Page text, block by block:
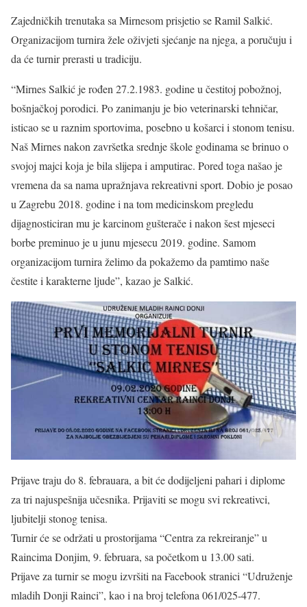
Zajedničkih trenutaka sa Mirnesom prisjetio se Ramil Salkić.
Organizacijom turnira žele oživjeti sjećanje na njega, a poručuju i
da će turnir prerasti u tradiciju.
“Mirnes Salkić je rođen 27.2.1983. godine u čestitoj pobožnoj,
bošnjačkoj porodici. Po zanimanju je bio veterinarski tehničar,
isticao se u raznim sportovima, posebno u košarci i stonom tenisu.
Naš Mirnes nakon završetka srednje škole godinama se brinuo o
svojoj majci koja je bila slijepa i amputirac. Pored toga našao je
vremena da sa nama upražnjava rekreativni sport. Dobio je posao
u Zagrebu 2018. godine i na tom medicinskom pregledu
dijagnosticiran mu je karcinom gušterače i nakon šest mjeseci
borbe preminuo je u junu mjesecu 2019. godine. Samom
organizacijom turnira želimo da pokažemo da pamtimo naše
čestite i karakterne ljude”, kazao je Salkić.
Prijave traju do 8. febrauara, a bit će dodijeljeni pahari i diplome
za tri najuspešnija učesnika. Prijaviti se mogu svi rekreativci,
ljubitelji stonog tenisa.
Turnir će se održati u prostorijama “Centra za rekreiranje” u
Raincima Donjim, 9. februara, sa početkom u 13.00 sati.
Prijave za turnir se mogu izvršiti na Facebook stranici “Udruženje
mladih Donji Rainci”, kao i na broj telefona 061/025-477.